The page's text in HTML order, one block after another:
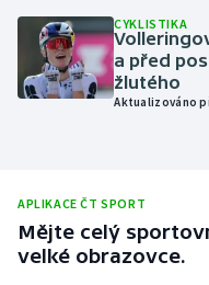
Plavání
Plážový volejbal
Rychlobruslení
Rychlostní kanoistika
CYKLISTIKA
a před
žlutého
Aktualizováno
APLIKACE ČT SPORT
Mějte celý
velké obrazovce.